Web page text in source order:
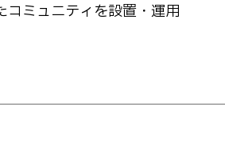
コミュニティを設置・運用